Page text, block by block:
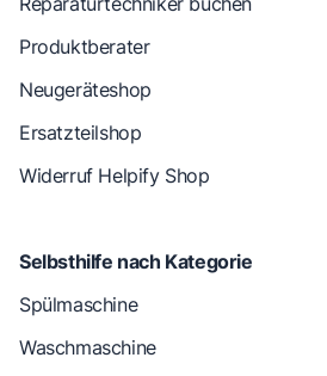
Produktberater
Neugeräteshop
Ersatzteilshop
Widerruf Helpify Shop
Selbsthilfe nach Kategorie
Spülmaschine
Waschmaschine